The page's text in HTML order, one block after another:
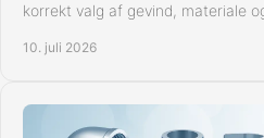
korrekt valg af gevind, materiale
10. juli 2026